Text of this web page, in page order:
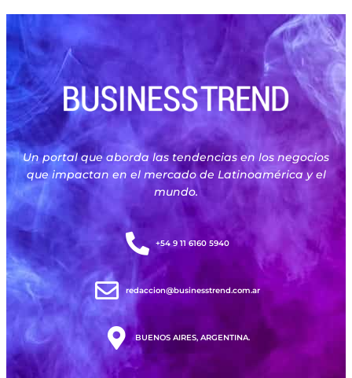
Un portal que aborda las tendencias en los negocios
que impactan en el mercado de Latinoamérica y el
mundo.
+54 9 11 6160 5940
redaccion@businesstrend.com.ar
BUENOS AIRES, ARGENTINA.